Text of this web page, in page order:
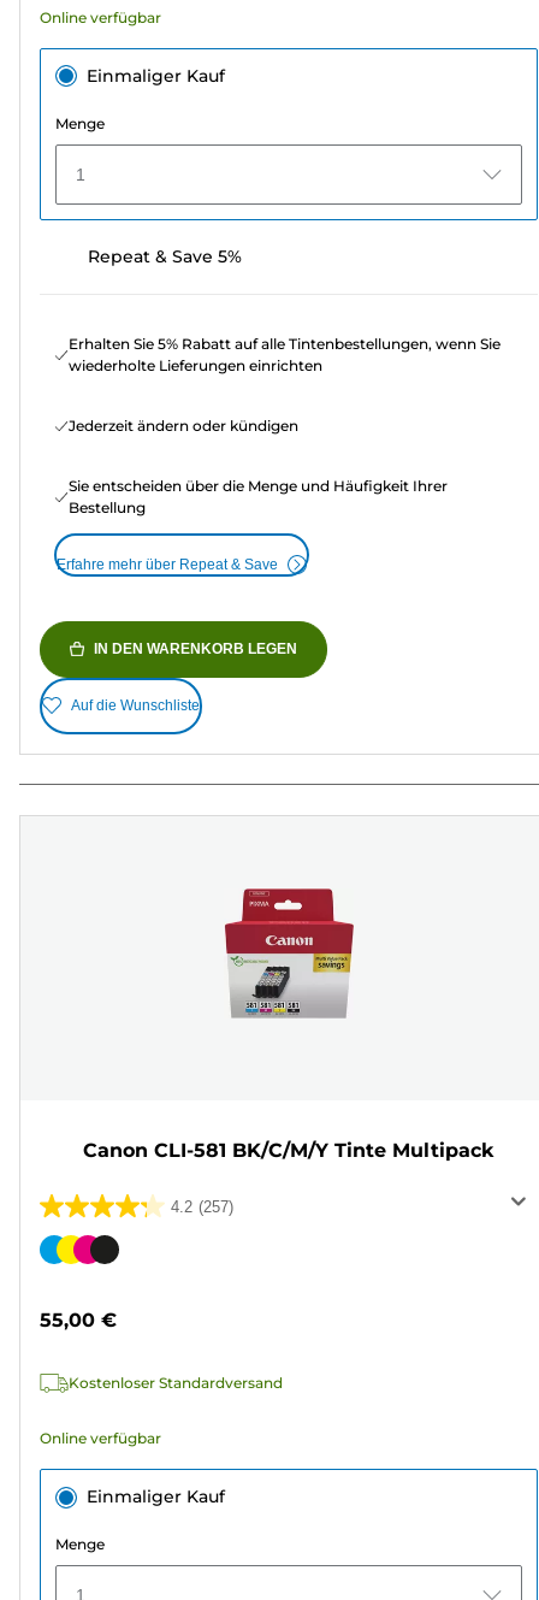
Online verfügbar
Einmaliger Kauf
Menge
1
Repeat & Save 5%
Erhalten Sie 5% Rabatt auf alle Tintenbestellungen, wenn Sie
wiederholte Lieferungen einrichten
Jederzeit ändern oder kündigen
Sie entscheiden über die Menge und Häufigkeit Ihrer
Bestellung
Erfahre mehr über Repeat & Save
IN DEN WARENKORB LEGEN
Auf die Wunschliste
Canon CLI-581 BK/C/M/Y Tinte Multipack
4.2 (257)
4.2
von
257
Farbpatrone
55,00 €
Kostenloser Standardversand
Online verfügbar
Einmaliger Kauf
Menge
1